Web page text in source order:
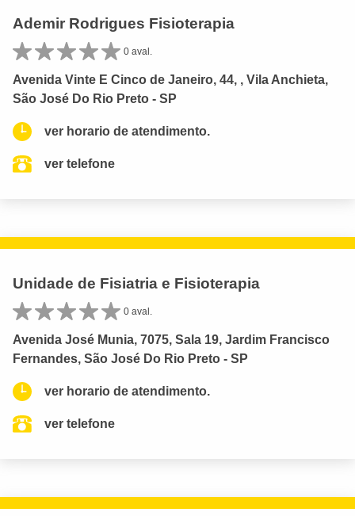
Ademir Rodrigues Fisioterapia
0 aval.
Avenida Vinte E Cinco de Janeiro, 44, , Vila Anchieta,
São José Do Rio Preto - SP
ver horario de atendimento.
ver telefone
Unidade de Fisiatria e Fisioterapia
0 aval.
Avenida José Munia, 7075, Sala 19, Jardim Francisco
Fernandes, São José Do Rio Preto - SP
ver horario de atendimento.
ver telefone